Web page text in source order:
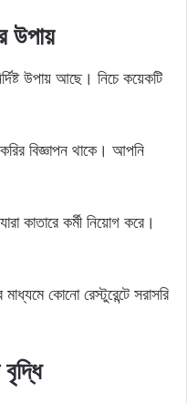
উপায়
উপায় আছে। নিচে কয়েকটি
বিজ্ঞাপন থাকে। আপনি
কাতারে কর্মী নিয়োগ করে।
কোনো রেস্টুরেন্টে সরাসরি